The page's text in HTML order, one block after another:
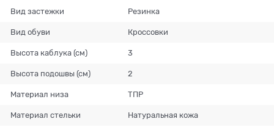
Вид застежки Резинка
Вид обуви Кроссовки
Высота каблука (см) 3
Высота подошвы (см) 2
Материал низа ТПР
Материал стельки Натуральная кожа